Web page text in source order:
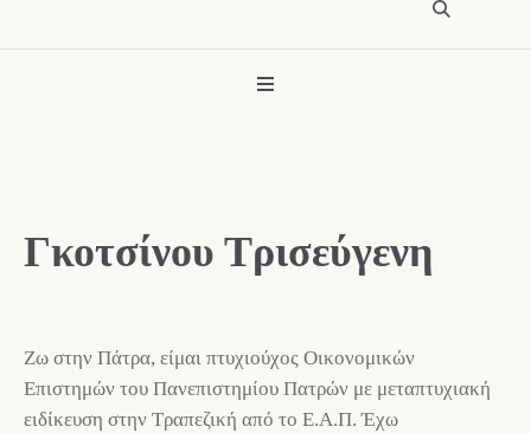
Γκοτσίνου Τρισεύγενη
Ζω στην Πάτρα, είμαι πτυχιούχος Οικονομικών
Επιστημών του Πανεπιστημίου Πατρών με μεταπτυχιακή
ειδίκευση στην Τραπεζική από το Ε.Α.Π. Έχω